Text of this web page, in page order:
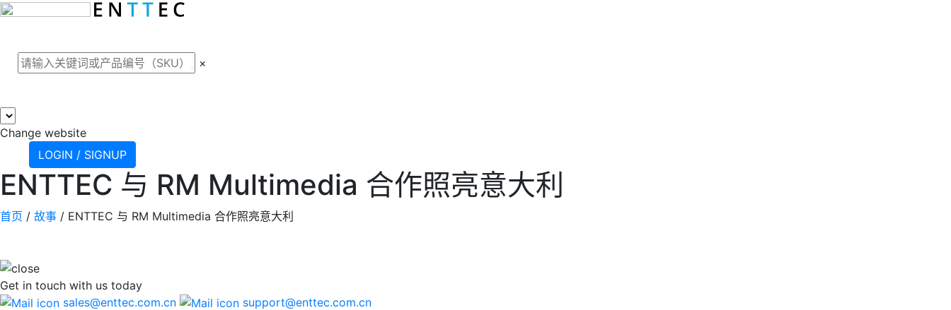
×
Change website
LOGIN / SIGNUP
ENTTEC 与 RM Multimedia 合作照亮意大利
首页 / 故事 / ENTTEC 与 RM Multimedia 合作照亮意大利
Get in touch with us today
sales@enttec.com.cn
support@enttec.com.cn